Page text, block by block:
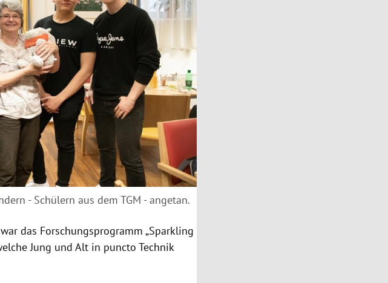
- Schülern aus dem TGM - angetan.
das Forschungsprogramm „Sparkling
Jung und Alt in puncto Technik